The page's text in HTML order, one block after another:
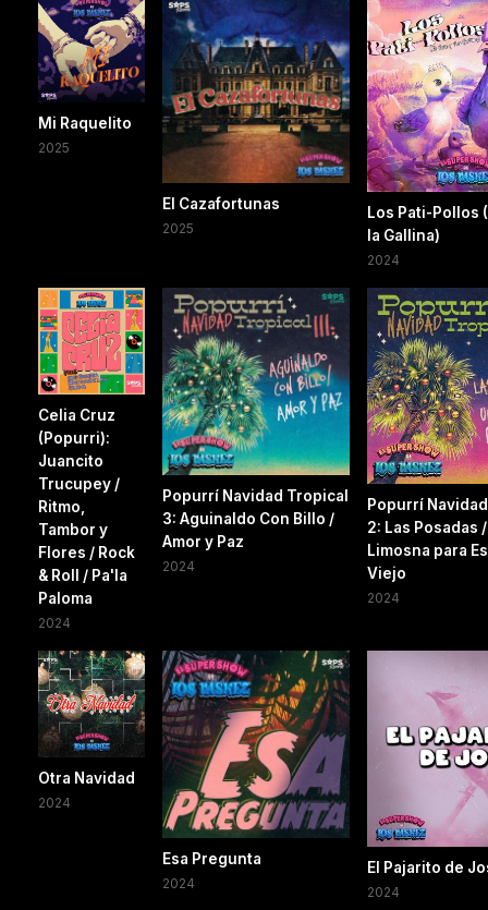
Mi Raquelito
2025
El Cazafortunas
2025
Los Pati-Pollos
la Gallina)
2024
Celia Cruz
(Popurri):
Juancito
Trucupey /
Ritmo,
Tambor y
Flores / Rock
& Roll / Pa'la
Paloma
2024
Popurrí Navidad Tropical
3: Aguinaldo Con Billo /
Amor y Paz
2024
Popurrí
2: Las Posadas
Limosna para
Viejo
2024
Otra Navidad
2024
Esa Pregunta
2024
El Pajarito de
2024